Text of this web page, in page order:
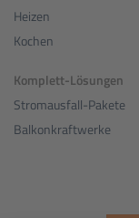
Heizen
Kochen
Komplett-Lösungen
Stromausfall-Pakete
Balkonkraftwerke